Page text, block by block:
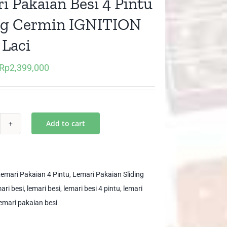
Cermin IGNITION
Laci
Original
Rp2,399,000
Add to cart
Pakaian 4 Pintu, Lemari Pakaian Sliding
besi, lemari besi, lemari besi 4 pintu, lemari
pakaian besi